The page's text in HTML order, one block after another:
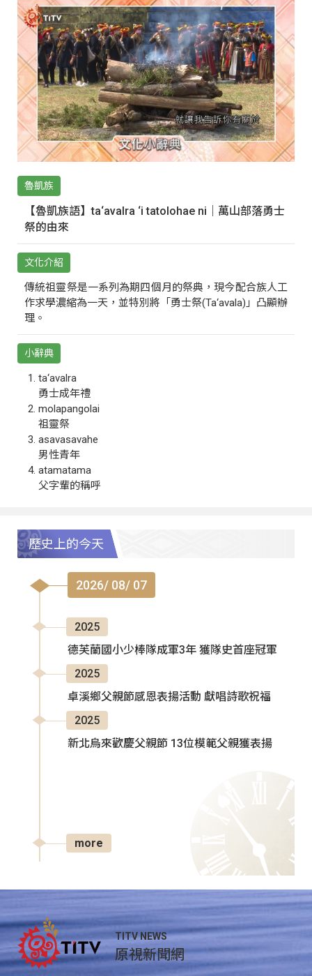
魯凱族
【魯凱族語】ta‘avalra ‘i tatolohae ni｜萬山部落勇士
祭的由來
文化介紹
傳統祖靈祭是一系列為期四個月的祭典，現今配合族人工
作求學濃縮為一天，並特別將「勇士祭(Ta‘avala)」凸顯辦
理。
小辭典
ta‘avalra
勇士成年禮
molapangolai
祖靈祭
asavasavahe
男性青年
atamatama
父字輩的稱呼
歷史上的今天
2026/ 08/ 07
2025
德芙蘭國小少棒隊成軍3年 獲隊史首座冠軍
2025
卓溪鄉父親節感恩表揚活動 獻唱詩歌祝福
2025
新北烏來歡慶父親節 13位模範父親獲表揚
more
TITV NEWS
原視新聞網